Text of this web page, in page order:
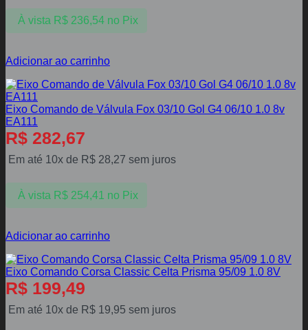
À vista R$236,54 no Pix
Adicionar ao carrinho
Eixo Comando de Válvula Fox 03/10 Gol G4 06/10 1.0 8v
EA111
R$ 282,67
Em até 10x de R$ 28,27 sem juros
À vista R$254,41 no Pix
Adicionar ao carrinho
Eixo Comando Corsa Classic Celta Prisma 95/09 1.0 8V
R$ 199,49
Em até 10x de R$ 19,95 sem juros